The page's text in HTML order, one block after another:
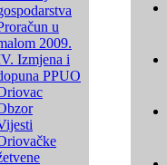
u
2009.
Izmjena i
PPUO